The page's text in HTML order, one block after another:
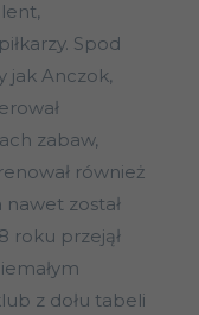
Spod
jak Anczok,
zabaw,
również
został
roku przejął
z dołu tabeli